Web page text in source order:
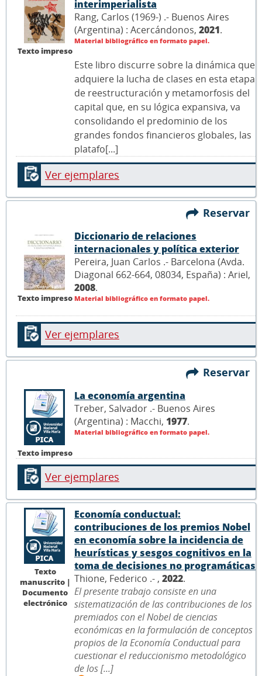
Texto impreso
interimperialista
Rang, Carlos (1969-) .- Buenos Aires
(Argentina) : Acercándonos, 2021.
Material bibliográfico en formato papel.
Este libro discurre sobre la dinámica que
adquiere la lucha de clases en esta etapa
de reestructuración y metamorfosis del
capital que, en su lógica expansiva, va
consolidando el predominio de los
grandes fondos financieros globales, las
platafo[...]
Ver ejemplares
Reservar
Texto impreso
Diccionario de relaciones
internacionales y política exterior
Pereira, Juan Carlos .- Barcelona (Avda.
Diagonal 662-664, 08034, España) : Ariel,
2008.
Material bibliográfico en formato papel.
Ver ejemplares
Reservar
Texto impreso
La economía argentina
Treber, Salvador .- Buenos Aires
(Argentina) : Macchi, 1977.
Material bibliográfico en formato papel.
Ver ejemplares
Texto
manuscrito |
Documento
electrónico
Economía conductual:
contribuciones de los premios Nobel
en economía sobre la incidencia de
heurísticas y sesgos cognitivos en la
toma de decisiones no programáticas
Thione, Federico .- , 2022.
El presente trabajo consiste en una
sistematización de las contribuciones de los
premiados con el Nobel de ciencias
económicas en la formulación de conceptos
propios de la Economía Conductual para
cuestionar el reduccionismo metodológico
de los [...]